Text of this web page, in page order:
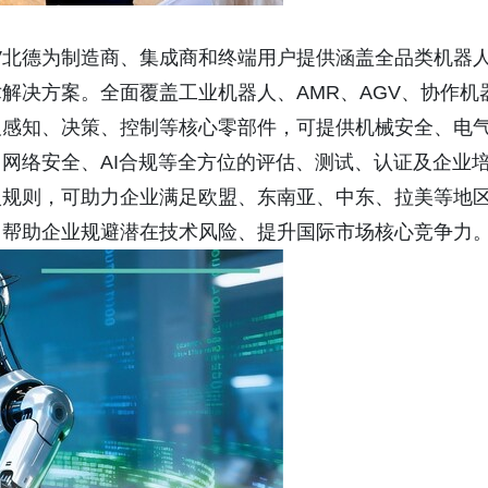
德为制造商、集成商和终端用户提供涵盖全品类机器
决方案。全面覆盖工业机器人、AMR、AGV、协作机
知、决策、控制等核心零部件，可提供机械安全、电
络安全、AI合规等全方位的评估、测试、认证及企业
则，可助力企业满足欧盟、东南亚、中东、拉美等地
助企业规避潜在技术风险、提升国际市场核心竞争力